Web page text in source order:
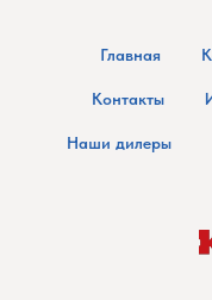
Главная
Контакты
Наши дилеры